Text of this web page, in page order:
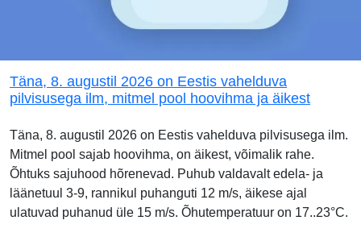
Täna, 8. augustil 2026 on Eestis vahelduva
pilvisusega ilm, mitmel pool hoovihma ja äikest
Täna, 8. augustil 2026 on Eestis vahelduva pilvisusega ilm.
Mitmel pool sajab hoovihma, on äikest, võimalik rahe.
Õhtuks sajuhood hõrenevad. Puhub valdavalt edela- ja
läänetuul 3-9, rannikul puhanguti 12 m/s, äikese ajal
ulatuvad puhanud üle 15 m/s. Õhutemperatuur on 17..23°C.